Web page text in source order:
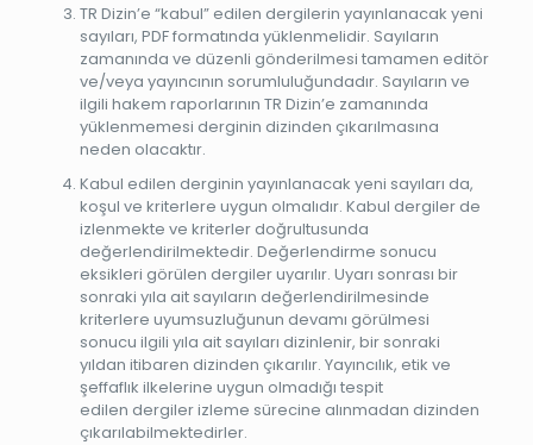
TR Dizin’e “kabul” edilen dergilerin yayınlanacak yeni
sayıları, PDF formatında yüklenmelidir. Sayıların
zamanında ve düzenli gönderilmesi tamamen editör
ve/veya yayıncının sorumluluğundadır. Sayıların ve
ilgili hakem raporlarının TR Dizin’e zamanında
yüklenmemesi derginin dizinden çıkarılmasına
neden olacaktır.
Kabul edilen derginin yayınlanacak yeni sayıları da,
koşul ve kriterlere uygun olmalıdır. Kabul dergiler de
izlenmekte ve kriterler doğrultusunda
değerlendirilmektedir. Değerlendirme sonucu
eksikleri görülen dergiler uyarılır. Uyarı sonrası bir
sonraki yıla ait sayıların değerlendirilmesinde
kriterlere uyumsuzluğunun devamı görülmesi
sonucu ilgili yıla ait sayıları dizinlenir, bir sonraki
yıldan itibaren dizinden çıkarılır. Yayıncılık, etik ve
şeffaflık ilkelerine uygun olmadığı tespit
edilen dergiler izleme sürecine alınmadan dizinden
çıkarılabilmektedirler.